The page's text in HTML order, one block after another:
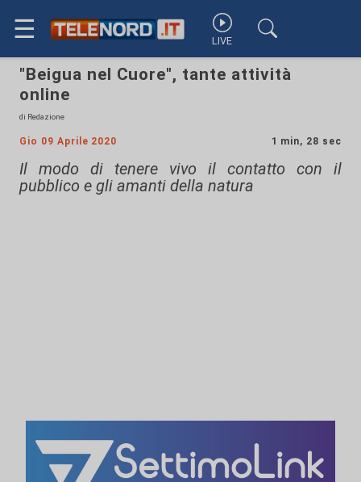
☰ LIVE
"Beigua nel Cuore", tante attività
online
di Redazione
Gio 09 Aprile 2020 1 min, 28 sec
Il modo di tenere vivo il contatto con il
pubblico e gli amanti della natura